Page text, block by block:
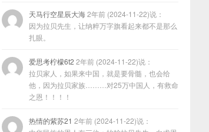
天马行空星辰大海2年前 (2024-11-22)说：
因为拉贝先生，让纳粹万字旗看起来都不是那么
扎眼。
爱思考柠檬6t2 2年前 (2024-11-22)说：
拉贝家人，如果来中国，就是要骨髓，也会给
他，因为拉贝家族………对25万中国人，有救命
之恩！！！！
热情的紫苏21 2年前 (2024-11-22)说：